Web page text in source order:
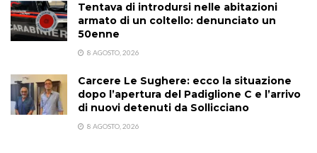
Tentava di introdursi nelle abitazioni
armato di un coltello: denunciato un
50enne
8 AGOSTO, 2026
Carcere Le Sughere: ecco la situazione
dopo l’apertura del Padiglione C e l’arrivo
di nuovi detenuti da Sollicciano
8 AGOSTO, 2026